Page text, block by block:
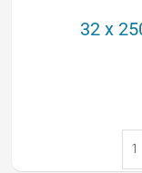
32 x
32